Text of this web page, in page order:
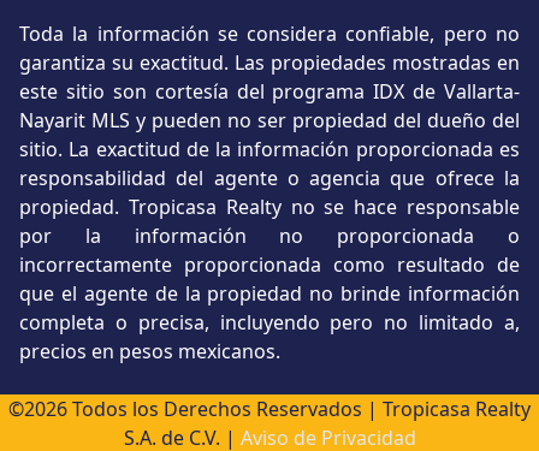
Toda la información se considera confiable, pero no
garantiza su exactitud. Las propiedades mostradas en
este sitio son cortesía del programa IDX de Vallarta-
Nayarit MLS y pueden no ser propiedad del dueño del
sitio. La exactitud de la información proporcionada es
responsabilidad del agente o agencia que ofrece la
propiedad. Tropicasa Realty no se hace responsable
por la información no proporcionada o
incorrectamente proporcionada como resultado de
que el agente de la propiedad no brinde información
completa o precisa, incluyendo pero no limitado a,
precios en pesos mexicanos.
©2026 Todos los Derechos Reservados | Tropicasa Realty
S.A. de C.V. | Aviso de Privacidad